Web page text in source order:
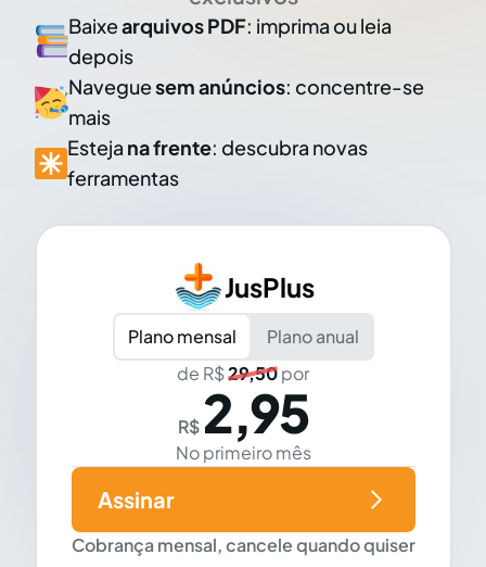
Baixearquivos PDF: imprima ou leia
depois
Naveguesem anúncios: concentre-se
mais
Esteja na frente: descubra novas
ferramentas
JusPlus
Plano mensal
Plano anual
de R$29,50por
R$ 2,95
No primeiro mês
Cobrança mensal, cancele quando quiser
Assinar